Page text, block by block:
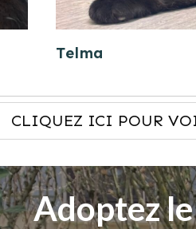
Telma
CLIQUEZ ICI POUR
Adoptez